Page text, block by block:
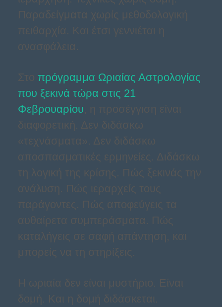
Παραδείγματα χωρίς μεθοδολογική
πειθαρχία. Και έτσι γεννιέται η
ανασφάλεια.
Στο πρόγραμμα Ωριαίας Αστρολογίας
που ξεκινά τώρα στις 21
Φεβρουαρίου, η προσέγγιση είναι
διαφορετική. Δεν διδάσκω
«τεχνάσματα». Δεν διδάσκω
αποσπασματικές ερμηνείες. Διδάσκω
τη λογική της κρίσης. Πώς ξεκινάς την
ανάλυση. Πώς ιεραρχείς τους
παράγοντες. Πώς αποφεύγεις τα
αυθαίρετα συμπεράσματα. Πώς
καταλήγεις σε σαφή απάντηση, και
μπορείς να τη στηρίξεις.
Η ωριαία δεν είναι μυστήριο. Είναι
δομή. Και η δομή διδάσκεται.